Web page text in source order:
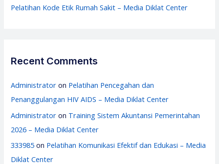
Pelatihan Kode Etik Rumah Sakit – Media Diklat Center
Recent Comments
Administrator on Pelatihan Pencegahan dan
Penanggulangan HIV AIDS – Media Diklat Center
Administrator on Training Sistem Akuntansi Pemerintahan
2026 – Media Diklat Center
333985 on Pelatihan Komunikasi Efektif dan Edukasi – Media
Diklat Center